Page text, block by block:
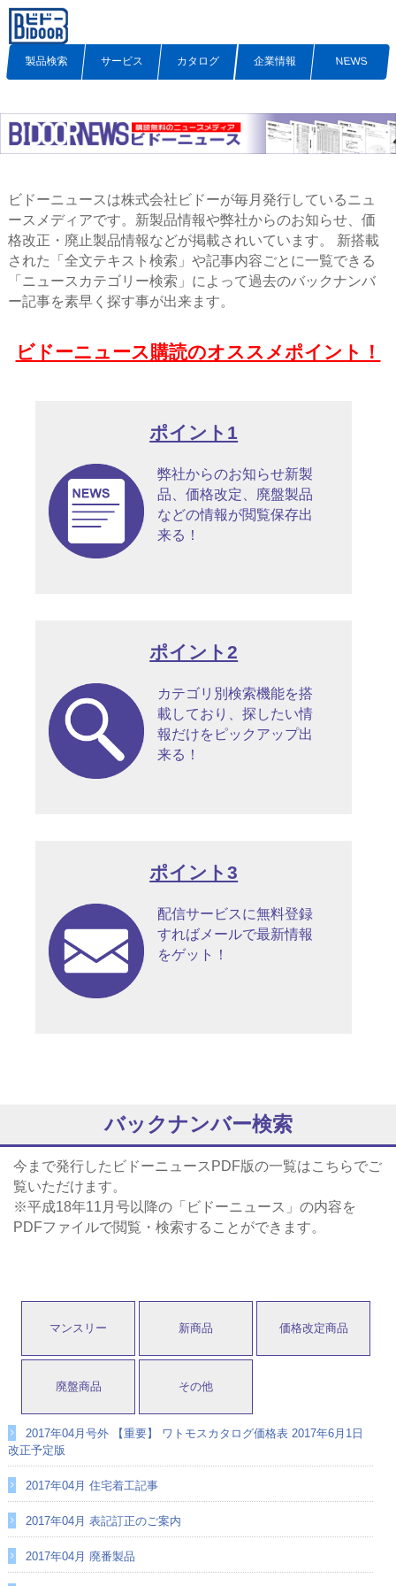
製品検索 サービス カタログ 企業情報 NEWS
ビドーニュースは株式会社ビドーが毎月発行しているニュ
ースメディアです。新製品情報や弊社からのお知らせ、価
格改正・廃止製品情報などが掲載されいています。 新搭載
された「全文テキスト検索」や記事内容ごとに一覧できる
「ニュースカテゴリー検索」によって過去のバックナンバ
ー記事を素早く探す事が出来ます。
ビドーニュース購読のオススメポイント！
ポイント1
弊社からのお知らせ新製
品、価格改定、廃盤製品
などの情報が閲覧保存出
来る！
ポイント2
カテゴリ別検索機能を搭
載しており、探したい情
報だけをピックアップ出
来る！
ポイント3
配信サービスに無料登録
すればメールで最新情報
をゲット！
バックナンバー検索
今まで発行したビドーニュースPDF版の一覧はこちらでご
覧いただけます。
※平成18年11月号以降の「ビドーニュース」の内容を
PDFファイルで閲覧・検索することができます。
マンスリー 新商品 価格改定商品
廃盤商品 その他
2017年04月号外 【重要】 ワトモスカタログ価格表 2017年6月1日
改正予定版
2017年04月 住宅着工記事
2017年04月 表記訂正のご案内
2017年04月 廃番製品